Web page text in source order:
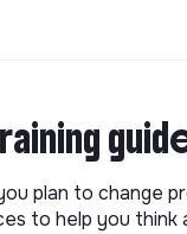
plan to change
to help you